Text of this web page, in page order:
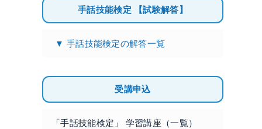
手話技能検定 【試験解答】
▼ 手話技能検定の解答一覧
受講申込
「手話技能検定」 学習講座（一覧）